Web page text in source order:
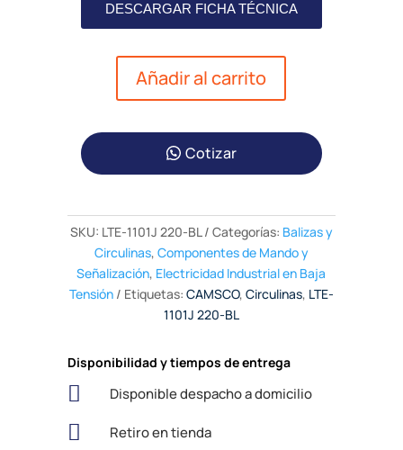
DESCARGAR FICHA TÉCNICA
Añadir al carrito
Cotizar
SKU: LTE-1101J 220-BL Categorías: Balizas y
Circulinas, Componentes de Mando y
Señalización, Electricidad Industrial en Baja
Tensión
Etiquetas: CAMSCO, Circulinas, LTE-
1101J 220-BL
Disponibilidad y tiempos de entrega
 Disponible despacho a domicilio
 Retiro en tienda